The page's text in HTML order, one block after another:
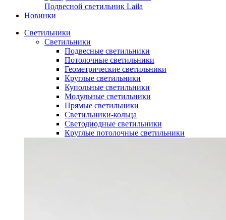
Подвесной светильник Laila
Новинки
Светильники
Светильники
Подвесные светильники
Потолочные светильники
Геометрические светильники
Круглые светильники
Купольные светильники
Модульные светильники
Прямые светильники
Светильники-кольца
Светодиодные светильники
Круглые потолочные светильники